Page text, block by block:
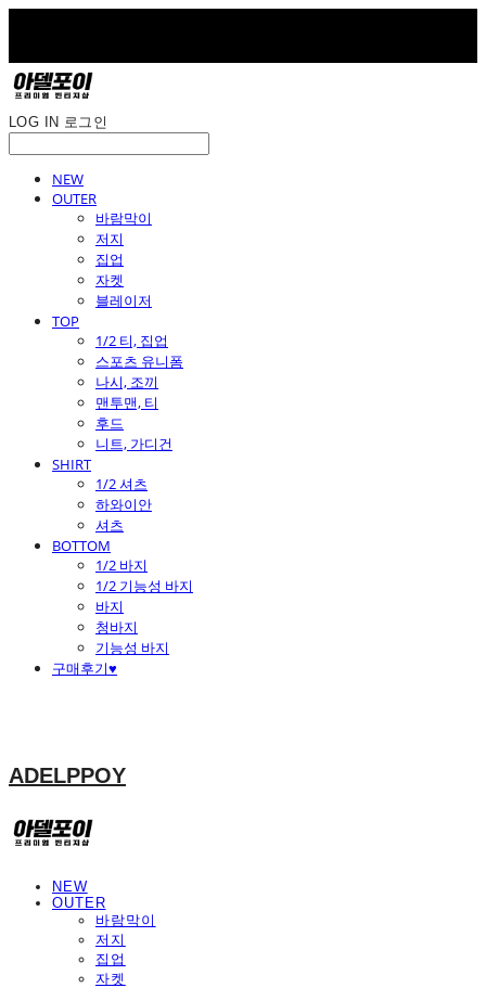
LOG IN 로그인
NEW
OUTER
바람막이
저지
집업
자켓
블레이저
TOP
1/2 티, 집업
스포츠 유니폼
나시, 조끼
맨투맨, 티
후드
니트, 가디건
SHIRT
1/2 셔츠
하와이안
셔츠
BOTTOM
1/2 바지
1/2 기능성 바지
바지
청바지
기능성 바지
구매후기♥
ADELPPOY
NEW
OUTER
바람막이
저지
집업
자켓